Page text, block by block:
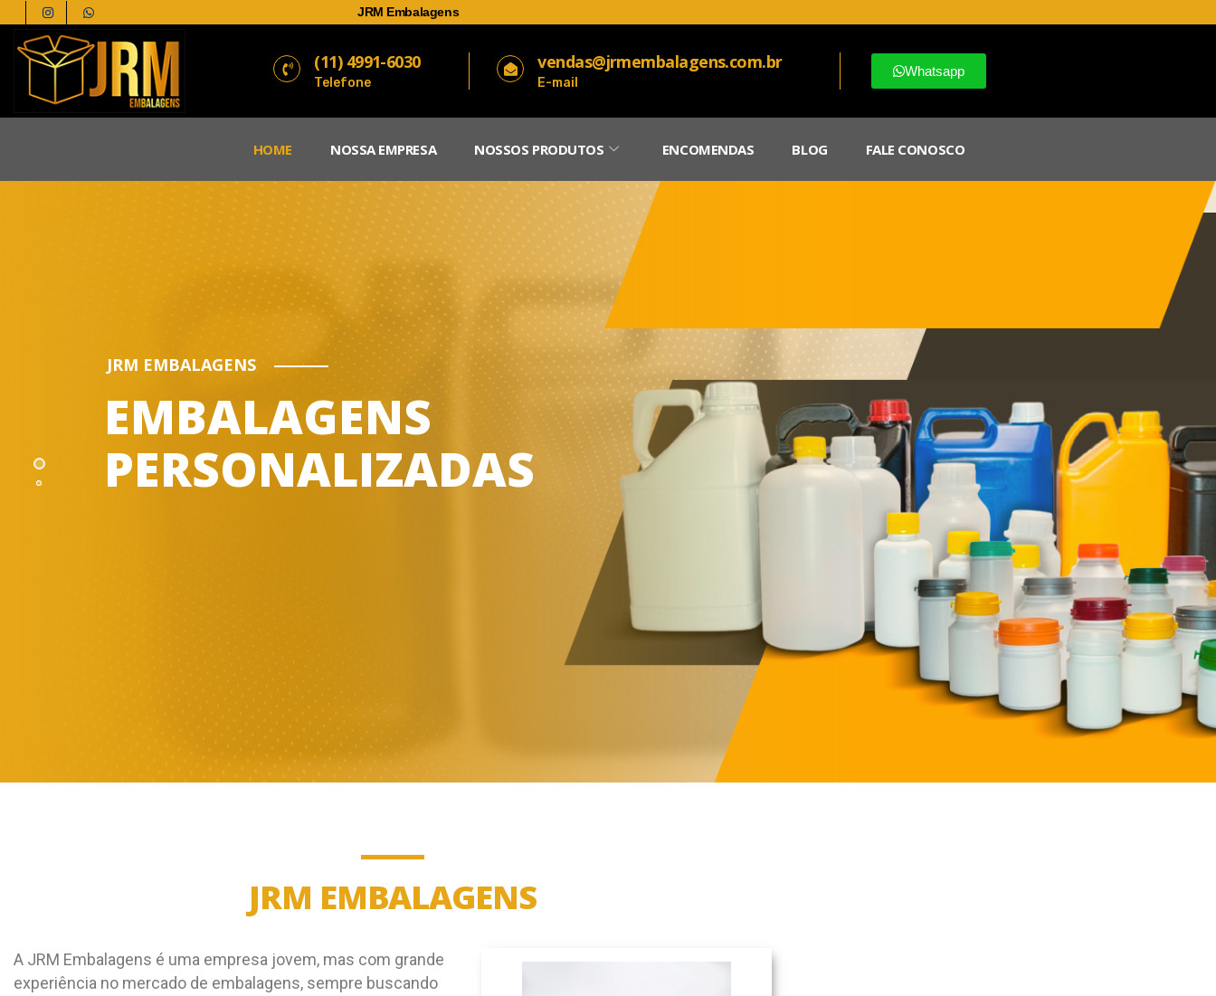
JRM Embalagens
(11) 4991-6030
Telefone
vendas@jrmembalagens.com.br
E-mail
Whatsapp
HOME NOSSA EMPRESA NOSSOS PRODUTOS ENCOMENDAS BLOG FALE CONOSCO
JRM EMBALAGENS
EMBALAGENS
PERSONALIZADAS
JRM EMBALAGENS
A JRM Embalagens é uma empresa jovem, mas com grande
experiência no mercado de embalagens, sempre buscando